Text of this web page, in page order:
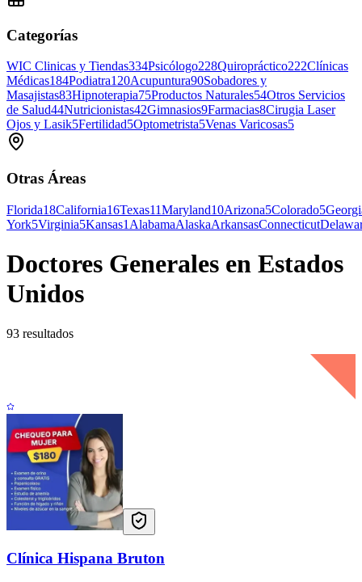
Categorías
WIC Clinicas y Tiendas334Psicólogo228Quiropráctico222Clínicas
Médicas184Podiatra120Acupuntura90Sobadores y
Masajistas83Hipnoterapia75Productos Naturales54Otros Servicios
de Salud44Nutricionistas42Gimnasios9Farmacias8Cirugia Laser
Ojos y Lasik5Fertilidad5Optometrista5Venas Varicosas5
Otras Áreas
Florida18California16Texas11Maryland10Arizona5Colorado5
York5Virginia5Kansas1 AlabamaAlaskaArkansasConnecticut
Doctores Generales en Estados
Unidos
93 resultados
Clínica Hispana Bruton